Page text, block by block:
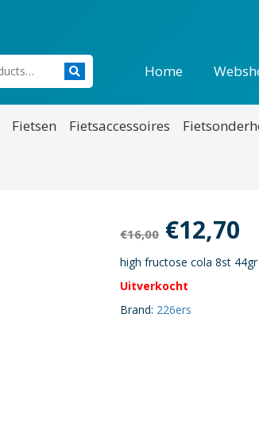
Home
Fietsen Fietsaccessoires
€16,00
prijs
was:
€12,70
high fructose cola 8st 44gr
Uitverkocht
Brand: 226ers